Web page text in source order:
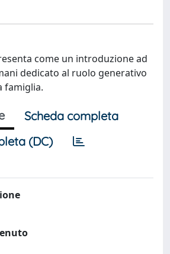
come un introduzione ad
dedicato al ruolo generativo
famiglia.
Scheda completa
(DC)